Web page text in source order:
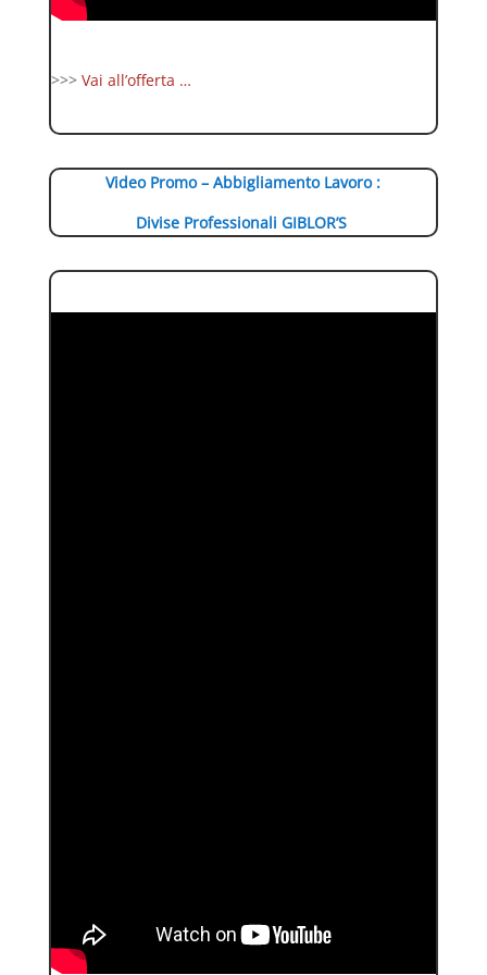
>>> Vai all’offerta …
Video Promo – Abbigliamento Lavoro :
Divise Professionali GIBLOR’S